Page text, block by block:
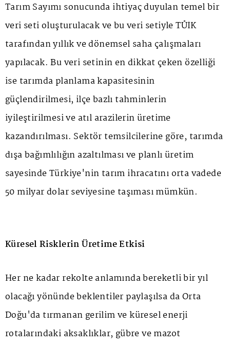
Tarım Sayımı sonucunda ihtiyaç duyulan temel bir
veri seti oluşturulacak ve bu veri setiyle TÜİK
tarafından yıllık ve dönemsel saha çalışmaları
yapılacak. Bu veri setinin en dikkat çeken özelliği
ise tarımda planlama kapasitesinin
güçlendirilmesi, ilçe bazlı tahminlerin
iyileştirilmesi ve atıl arazilerin üretime
kazandırılması. Sektör temsilcilerine göre, tarımda
dışa bağımlılığın azaltılması ve planlı üretim
sayesinde Türkiye'nin tarım ihracatını orta vadede
50 milyar dolar seviyesine taşıması mümkün.
Küresel Risklerin Üretime Etkisi
Her ne kadar rekolte anlamında bereketli bir yıl
olacağı yönünde beklentiler paylaşılsa da Orta
Doğu'da tırmanan gerilim ve küresel enerji
rotalarındaki aksaklıklar, gübre ve mazot